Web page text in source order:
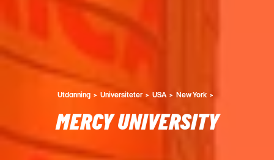
Utdanning Universiteter USA New York
MERCY UNIVERSITY